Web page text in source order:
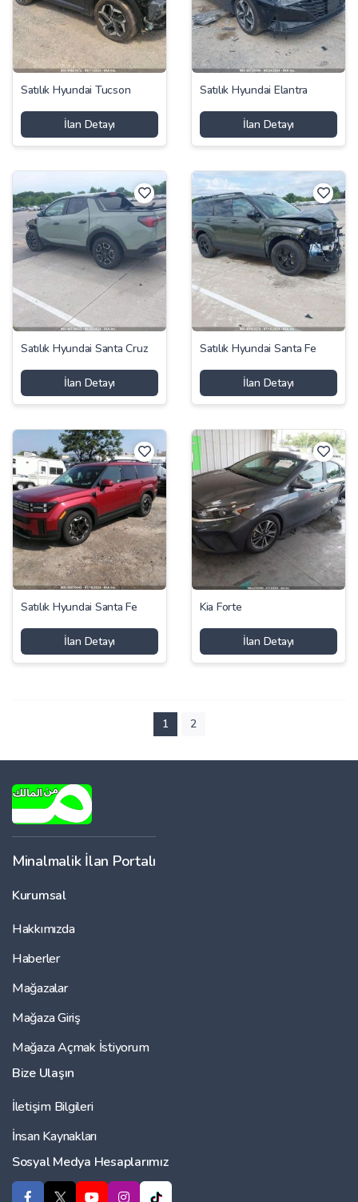
Satılık Hyundai Tucson
İlan Detayı
Satılık Hyundai Elantra
İlan Detayı
Satılık Hyundai Santa Cruz
İlan Detayı
Satılık Hyundai Santa Fe
İlan Detayı
Satılık Hyundai Santa Fe
İlan Detayı
Kia Forte
İlan Detayı
1 2
Minalmalik İlan Portalı
Kurumsal
Hakkımızda
Haberler
Mağazalar
Mağaza Giriş
Mağaza Açmak İstiyorum
Bize Ulaşın
İletişim Bilgileri
İnsan Kaynakları
Sosyal Medya Hesaplarımız